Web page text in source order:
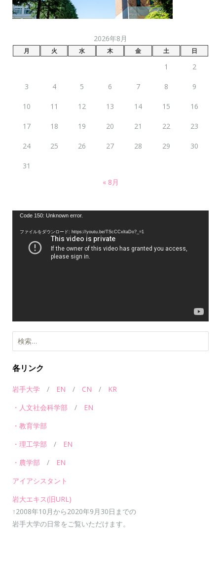
2026年8月
月 火 水 木 金 土 日
1 2
3 4 5 6 7 8 9
10 11 12 13 14 15 16
17 18 19 20 21 22 23
24 25 26 27 28 29 30
31
« 8月
Code 150: Unknown error.
ファイルをダウンロード: https://youtu.be/TScCCxltaDo?_=1
索:
各リンク
岩手大学 / EN / CN / KR
・人文社会科学部 / EN
・教育学部
・理工学部 / EN
・農学部 / EN
アイアシスタント
岩大エキス(旧URL)
↑2008年10月から2020年9月30日までの
岩手大学の日常をご覧いただけます。